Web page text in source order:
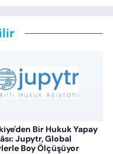
Bir Hukuk Yapay
Jupytr, Global
Boy Ölçüşüyor